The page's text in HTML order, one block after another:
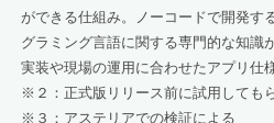
ができる仕組み。ノーコードで開発す
グラミング言語に関する専門的な知識
実装や現場の運用に合わせたアプリ仕
※２：正式版リリース前に試用しても
※３：アステリアでの検証による